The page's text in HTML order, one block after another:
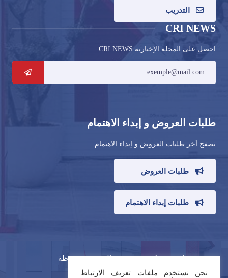
التدريب
CRI NEWS
احصل على المجلة الإخبارية CRI NEWS
طلبات العروض و إبداء الاهتمام
تصفح آخر طلبات العروض و إبداء الاهتمام
طلبات العروض
طلبات إبداء الاهتمام
© CRI Fès-Meknès 2021 ، جميع الحقوق محفوظة
شروط الخدمة
نحن نستخدم ملفات تعريف الارتباط